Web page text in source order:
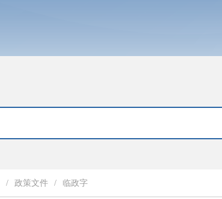
/ 政策文件 / 临政字